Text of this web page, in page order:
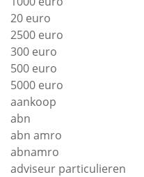
20 euro
2500 euro
300 euro
500 euro
5000 euro
aankoop
abn
abn amro
abnamro
adviseur particulieren